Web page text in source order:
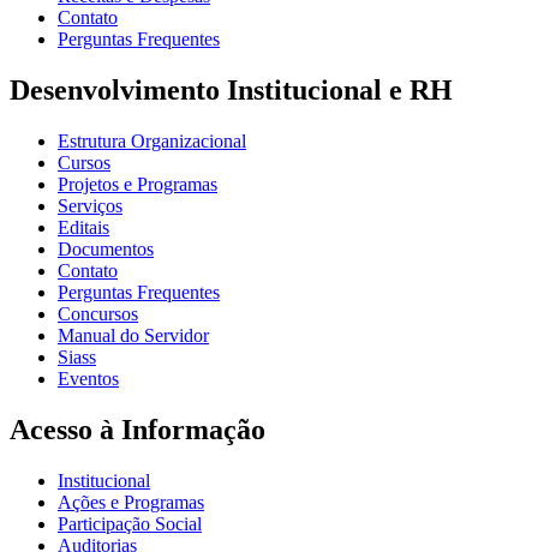
Contato
Perguntas Frequentes
Desenvolvimento Institucional e RH
Estrutura Organizacional
Cursos
Projetos e Programas
Serviços
Editais
Documentos
Contato
Perguntas Frequentes
Concursos
Manual do Servidor
Siass
Eventos
Acesso à Informação
Institucional
Ações e Programas
Participação Social
Auditorias